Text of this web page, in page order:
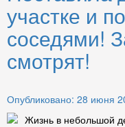
участке и
соседями!
смотрят!
Опубликовано: 28 июня
Жизнь в небольшой